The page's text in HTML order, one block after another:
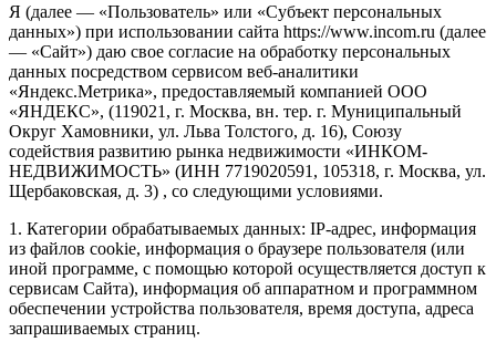
Я (далее — «Пользователь» или «Субъект персональных
данных») при использовании сайта https://www.incom.ru (далее
— «Сайт») даю свое согласие на обработку персональных
данных посредством сервисом веб-аналитики
«Яндекс.Метрика», предоставляемый компанией ООО
«ЯНДЕКС», (119021, г. Москва, вн. тер. г. Муниципальный
Округ Хамовники, ул. Льва Толстого, д. 16), Союзу
содействия развитию рынка недвижимости «ИНКОМ-
НЕДВИЖИМОСТЬ» (ИНН 7719020591, 105318, г. Москва, ул.
Щербаковская, д. 3) , со следующими условиями.
1. Категории обрабатываемых данных: IP-адрес, информация
из файлов cookie, информация о браузере пользователя (или
иной программе, с помощью которой осуществляется доступ к
сервисам Сайта), информация об аппаратном и программном
обеспечении устройства пользователя, время доступа, адреса
запрашиваемых страниц.